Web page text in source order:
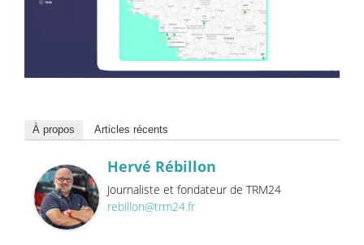
À propos Articles récents
Hervé Rébillon
Journaliste et fondateur de TRM24
rebillon@trm24.fr